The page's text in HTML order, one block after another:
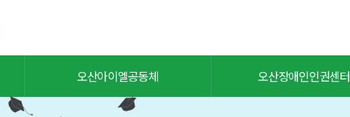
오산아이엘공동체 오산장애인인권센터